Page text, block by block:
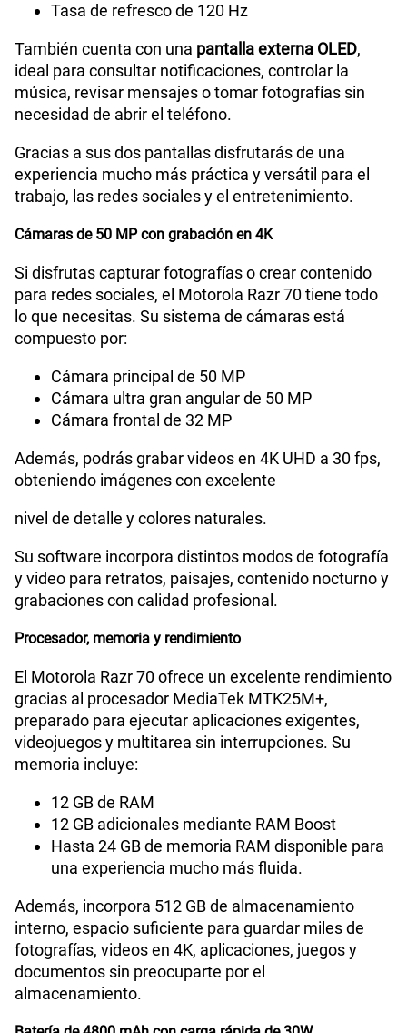
Lector de Huella
Dimensión
VoLTE Si
5G
Compatibilidad con eSIM
Tasa de refresco de 120 Hz
También cuenta con una pantalla externa OLED,
ideal para consultar notificaciones, controlar la
música, revisar mensajes o tomar fotografías sin
necesidad de abrir el teléfono.
Gracias a sus dos pantallas disfrutarás de una
experiencia mucho más práctica y versátil para el
trabajo, las redes sociales y el entretenimiento.
Cámaras de 50 MP con grabación en 4K
Si disfrutas capturar fotografías o crear contenido
para redes sociales, el Motorola Razr 70 tiene todo
lo que necesitas. Su sistema de cámaras está
compuesto por:
Cámara principal de 50 MP
Cámara ultra gran angular de 50 MP
Cámara frontal de 32 MP
Además, podrás grabar videos en 4K UHD a 30 fps,
obteniendo imágenes con excelente
nivel de detalle y colores naturales.
Su software incorpora distintos modos de fotografía
y video para retratos, paisajes, contenido nocturno y
grabaciones con calidad profesional.
Procesador, memoria y rendimiento
El Motorola Razr 70 ofrece un excelente rendimiento
gracias al procesador MediaTek MTK25M+,
preparado para ejecutar aplicaciones exigentes,
videojuegos y multitarea sin interrupciones. Su
memoria incluye:
12 GB de RAM
12 GB adicionales mediante RAM Boost
Hasta 24 GB de memoria RAM disponible para
una experiencia mucho más fluida.
Además, incorpora 512 GB de almacenamiento
interno, espacio suficiente para guardar miles de
fotografías, videos en 4K, aplicaciones, juegos y
documentos sin preocuparte por el
almacenamiento.